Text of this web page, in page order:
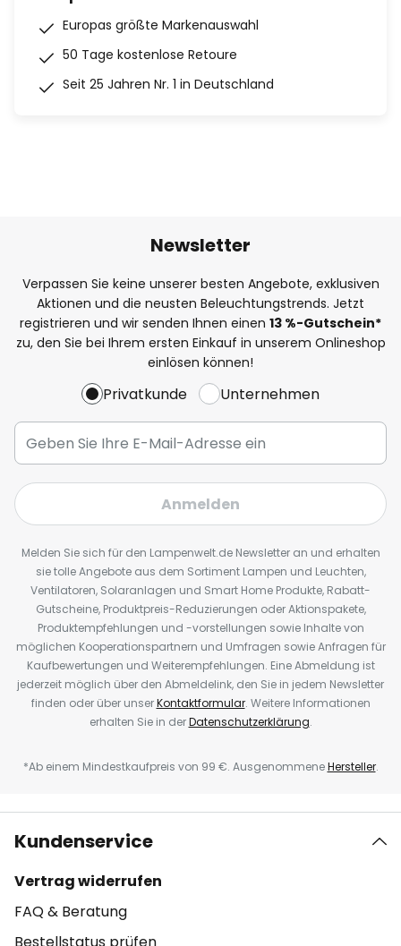
Europas größte Markenauswahl
50 Tage kostenlose Retoure
Seit 25 Jahren Nr. 1 in Deutschland
Newsletter
Verpassen Sie keine unserer besten Angebote, exklusiven
Aktionen und die neusten Beleuchtungstrends. Jetzt
registrieren und wir senden Ihnen einen 13 %-Gutschein*
zu, den Sie bei Ihrem ersten Einkauf in unserem Onlineshop
einlösen können!
Privatkunde Unternehmen
Anmelden
Melden Sie sich für den Lampenwelt.de Newsletter an und erhalten
sie tolle Angebote aus dem Sortiment Lampen und Leuchten,
Ventilatoren, Solaranlagen und Smart Home Produkte, Rabatt-
Gutscheine, Produktpreis-Reduzierungen oder Aktionspakete,
Produktempfehlungen und -vorstellungen sowie Inhalte von
möglichen Kooperationspartnern und Umfragen sowie Anfragen für
Kaufbewertungen und Weiterempfehlungen. Eine Abmeldung ist
jederzeit möglich über den Abmeldelink, den Sie in jedem Newsletter
finden oder über unserKontaktformular. Weitere Informationen
erhalten Sie in derDatenschutzerklärung.
*Ab einem Mindestkaufpreis von 99 €. AusgenommeneHersteller.
Kundenservice
Vertrag widerrufen
FAQ & Beratung